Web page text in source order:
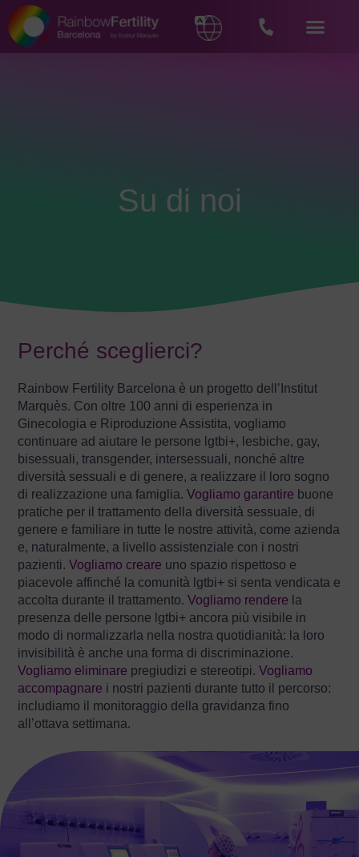
Su di noi
Perché sceglierci?
Rainbow Fertility Barcelona è un progetto dell’Institut
Marquès. Con oltre 100 anni di esperienza in
Ginecologia e Riproduzione Assistita, vogliamo
continuare ad aiutare le persone lgtbi+, lesbiche, gay,
bisessuali, transgender, intersessuali, nonché altre
diversità sessuali e di genere, a realizzare il loro sogno
di realizzazione una famiglia.Vogliamo garantire buone
pratiche per il trattamento della diversità sessuale, di
genere e familiare in tutte le nostre attività, come azienda
e, naturalmente, a livello assistenziale con i nostri
pazienti.Vogliamo creare uno spazio rispettoso e
piacevole affinché la comunità lgtbi+ si senta vendicata e
accolta durante il trattamento.Vogliamo rendere la
presenza delle persone lgtbi+ ancora più visibile in
modo di normalizzarla nella nostra quotidianità: la loro
invisibilità è anche una forma di discriminazione.
Vogliamo eliminare pregiudizi e stereotipi.Vogliamo
accompagnare i nostri pazienti durante tutto il percorso:
includiamo il monitoraggio della gravidanza fino
all’ottava settimana.